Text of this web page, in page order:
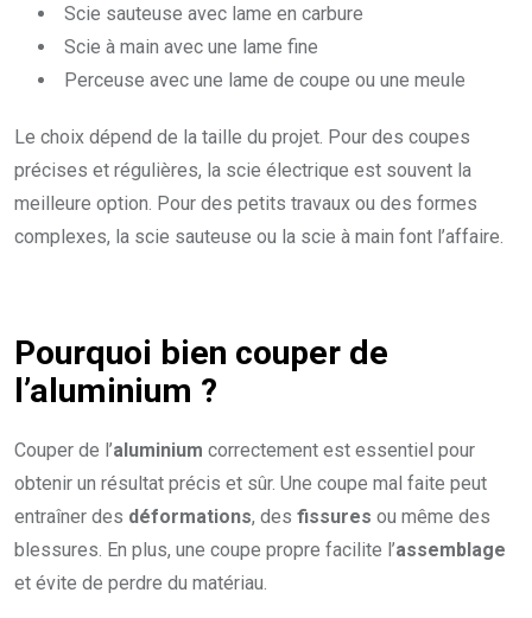
Scie sauteuse avec lame en carbure
Scie à main avec une lame fine
Perceuse avec une lame de coupe ou une meule
Le choix dépend de la taille du projet. Pour des coupes
précises et régulières, la scie électrique est souvent la
meilleure option. Pour des petits travaux ou des formes
complexes, la scie sauteuse ou la scie à main font l’affaire.
Pourquoi bien couper de
l’aluminium ?
Couper de l’aluminium correctement est essentiel pour
obtenir un résultat précis et sûr. Une coupe mal faite peut
entraîner des déformations, des fissures ou même des
blessures. En plus, une coupe propre facilite l’assemblage
et évite de perdre du matériau.